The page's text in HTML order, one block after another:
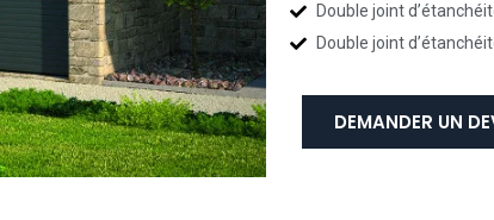
Double joint
Double joint
DEMANDER UN